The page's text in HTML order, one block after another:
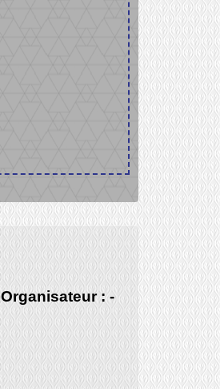
Organisateur : -